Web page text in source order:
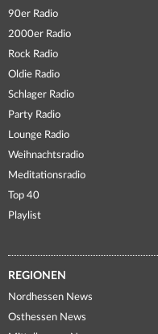
90er Radio
2000er Radio
Rock Radio
Oldie Radio
Schlager Radio
Party Radio
Lounge Radio
Weihnachtsradio
Meditationsradio
Top 40
Playlist
REGIONEN
Nordhessen News
Osthessen News